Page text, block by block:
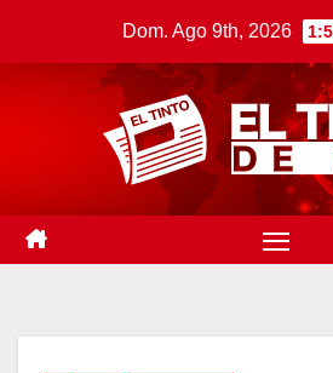
Dom. Ago 9th, 2026